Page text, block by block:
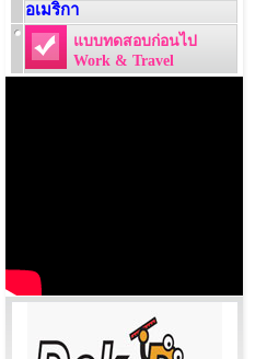
อเมริกา
แบบทดสอบก่อนไป
Work & Travel